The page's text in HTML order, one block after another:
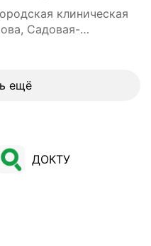
клиническая
Садовая-
ещё
ДОКТУ